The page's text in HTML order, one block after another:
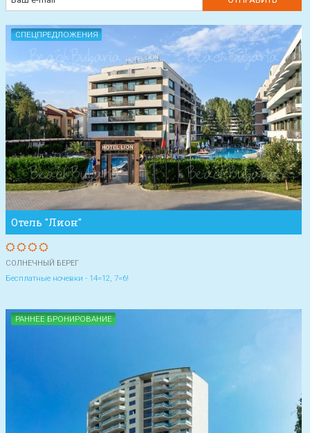
СПЕЦПРЕДЛОЖЕНИЯ
Отель "Лион"
СОЛНЕЧНЫЙ БЕРЕГ
Бесплатные ночевки - 14=12, 7=6!
РАННЕЕ БРОНИРОВАНИЕ